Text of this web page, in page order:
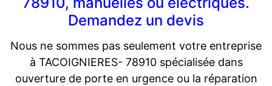
Demandez un devis
Nous ne sommes pas seulement votre entreprise
à TACOIGNIERES- 78910 spécialisée dans
ouverture de porte en urgence ou la réparation